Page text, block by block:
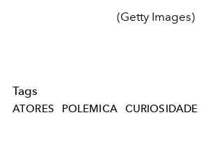
(Getty Images)
Tags
ATORES POLEMICA CURIOSIDADE